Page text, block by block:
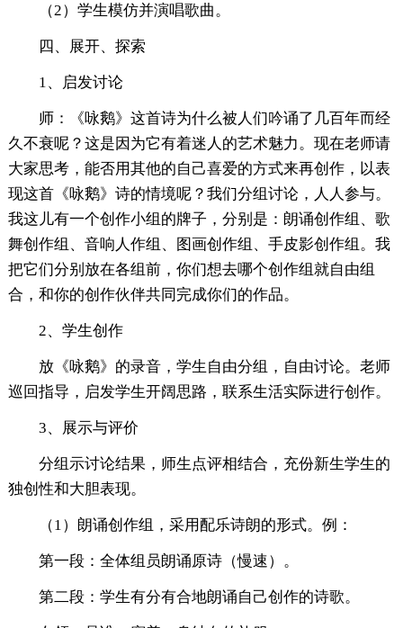
（2）学生模仿并演唱歌曲。
四、展开、探索
1、启发讨论
师：《咏鹅》这首诗为什么被人们吟诵了几百年而经
久不衰呢？这是因为它有着迷人的艺术魅力。现在老师请
大家思考，能否用其他的自己喜爱的方式来再创作，以表
现这首《咏鹅》诗的情境呢？我们分组讨论，人人参与。
我这儿有一个创作小组的牌子，分别是：朗诵创作组、歌
舞创作组、音响人作组、图画创作组、手皮影创作组。我
把它们分别放在各组前，你们想去哪个创作组就自由组
合，和你的创作伙伴共同完成你们的作品。
2、学生创作
放《咏鹅》的录音，学生自由分组，自由讨论。老师
巡回指导，启发学生开阔思路，联系生活实际进行创作。
3、展示与评价
分组示讨论结果，师生点评相结合，充份新生学生的
独创性和大胆表现。
（1）朗诵创作组，采用配乐诗朗的形式。例：
第一段：全体组员朗诵原诗（慢速）。
第二段：学生有分有合地朗诵自己创作的诗歌。